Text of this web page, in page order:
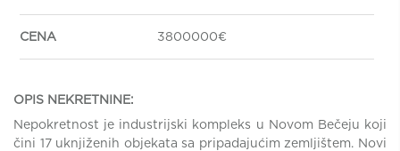
CENA 3800000€
OPIS NEKRETNINE:
Nepokretnost je industrijski kompleks u Novom Bečeju koji
čini 17 uknjiženih objekata sa pripadajućim zemljištem. Novi